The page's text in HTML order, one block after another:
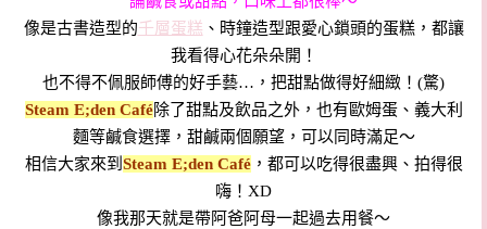
像是古書造型的千層蛋糕 、時鐘造型跟愛心鎖頭的蛋糕，都讓
我看得心花朵朵開！
也不得不佩服師傅的好手藝…，把甜點做得好細緻！(驚)
Steam E;den Café除了甜點及飲品之外，也有歐姆蛋、義大利
麵等鹹食選擇，甜鹹兩個願望，可以同時滿足～
相信大家來到 Steam E;den Café，都可以吃得很盡興、拍得很
嗨！XD
像我那天就是帶阿爸阿母一起過去用餐～